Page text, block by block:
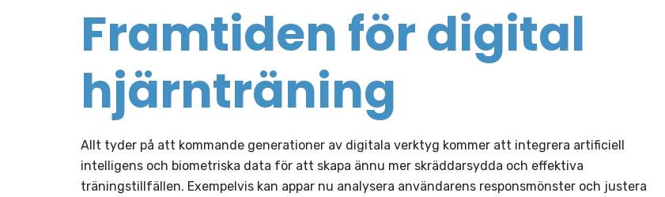
Framtiden för digital
hjärnträning
Allt tyder på att kommande generationer av digitala verktyg kommer att integrera artificiell
intelligens och biometriska data för att skapa ännu mer skräddarsydda och effektiva
träningstillfällen. Exempelvis kan appar nu analysera användarens responsmönster och justera